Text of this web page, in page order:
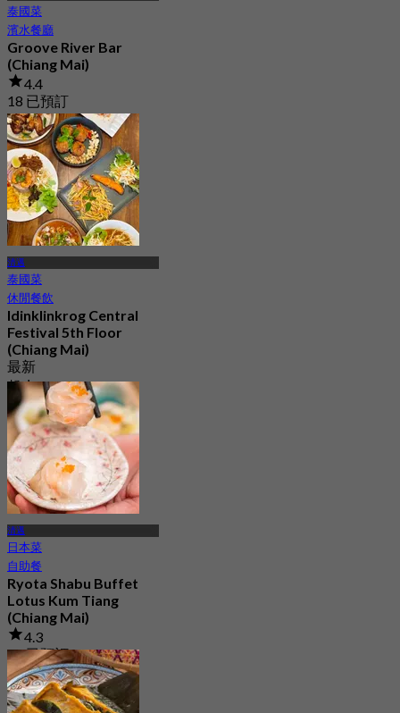
泰國菜
濱水餐廳
Groove River Bar
(Chiang Mai)
4.4
18 已預訂
起฿ 462.5
清邁
泰國菜
休閒餐飲
Idinklinkrog Central
Festival 5th Floor
(Chiang Mai)
最新
起฿ 223.33
清邁
日本菜
自助餐
Ryota Shabu Buffet
Lotus Kum Tiang
(Chiang Mai)
4.3
37 已預訂
起฿ 234